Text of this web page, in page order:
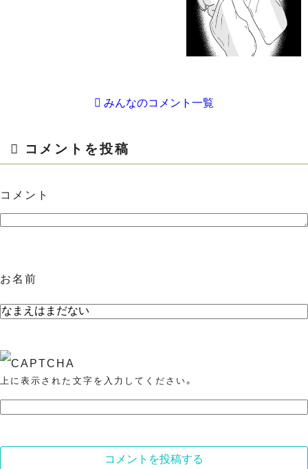
みんなのコメント一覧
コメントを投稿
コメント
お名前
上に表示された文字を入力してください。